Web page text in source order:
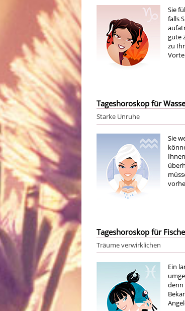
Sie
falls
gute
zu
Tageshoroskop für
Starke Unruhe
Sie
Tageshoroskop für
Träume verwirklichen
Ein
denn